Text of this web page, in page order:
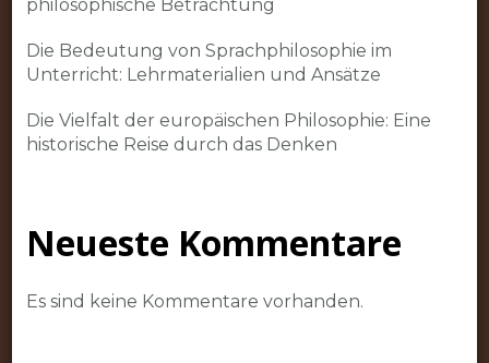
philosophische Betrachtung
Die Bedeutung von Sprachphilosophie im
Unterricht: Lehrmaterialien und Ansätze
Die Vielfalt der europäischen Philosophie: Eine
historische Reise durch das Denken
Neueste Kommentare
Es sind keine Kommentare vorhanden.